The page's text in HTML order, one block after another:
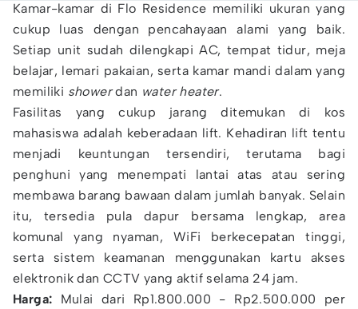
Kamar-kamar di Flo Residence memiliki ukuran yang
cukup luas dengan pencahayaan alami yang baik.
Setiap unit sudah dilengkapi AC, tempat tidur, meja
belajar, lemari pakaian, serta kamar mandi dalam yang
memiliki showerdan water heater.
Fasilitas yang cukup jarang ditemukan di kos
mahasiswa adalah keberadaan lift. Kehadiran lift tentu
menjadi keuntungan tersendiri, terutama bagi
penghuni yang menempati lantai atas atau sering
membawa barang bawaan dalam jumlah banyak. Selain
itu, tersedia pula dapur bersama lengkap, area
komunal yang nyaman, WiFi berkecepatan tinggi,
serta sistem keamanan menggunakan kartu akses
elektronik dan CCTV yang aktif selama 24 jam.
Harga: Mulai dari Rp1.800.000 - Rp2.500.000 per